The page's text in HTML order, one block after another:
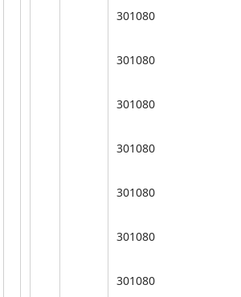
301080
301080
301080
301080
301080
301080
301080